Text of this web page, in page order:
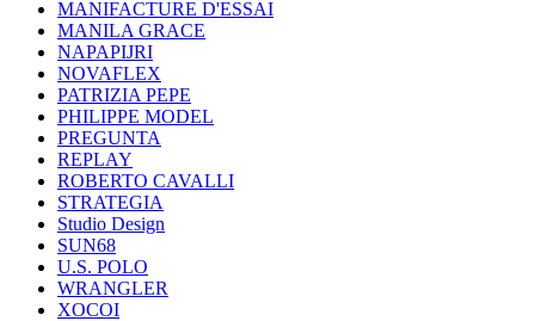
MANIFACTURE D'ESSAI
MANILA GRACE
NAPAPIJRI
NOVAFLEX
PATRIZIA PEPE
PHILIPPE MODEL
PREGUNTA
REPLAY
ROBERTO CAVALLI
STRATEGIA
Studio Design
SUN68
U.S. POLO
WRANGLER
XOCOI